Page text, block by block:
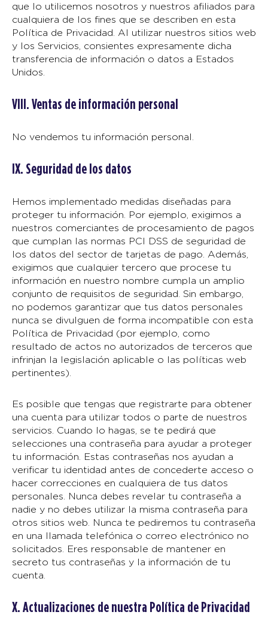
que lo utilicemos nosotros y nuestros afiliados para
cualquiera de los fines que se describen en esta
Política de Privacidad. Al utilizar nuestros sitios web
y los Servicios, consientes expresamente dicha
transferencia de información o datos a Estados
Unidos.
VIII. Ventas de información personal
No vendemos tu información personal.
IX. Seguridad de los datos
Hemos implementado medidas diseñadas para
proteger tu información. Por ejemplo, exigimos a
nuestros comerciantes de procesamiento de pagos
que cumplan las normas PCI DSS de seguridad de
los datos del sector de tarjetas de pago. Además,
exigimos que cualquier tercero que procese tu
información en nuestro nombre cumpla un amplio
conjunto de requisitos de seguridad. Sin embargo,
no podemos garantizar que tus datos personales
nunca se divulguen de forma incompatible con esta
Política de Privacidad (por ejemplo, como
resultado de actos no autorizados de terceros que
infrinjan la legislación aplicable o las políticas web
pertinentes).
Es posible que tengas que registrarte para obtener
una cuenta para utilizar todos o parte de nuestros
servicios. Cuando lo hagas, se te pedirá que
selecciones una contraseña para ayudar a proteger
tu información. Estas contraseñas nos ayudan a
verificar tu identidad antes de concederte acceso o
hacer correcciones en cualquiera de tus datos
personales. Nunca debes revelar tu contraseña a
nadie y no debes utilizar la misma contraseña para
otros sitios web. Nunca te pediremos tu contraseña
en una llamada telefónica o correo electrónico no
solicitados. Eres responsable de mantener en
secreto tus contraseñas y la información de tu
cuenta.
X. Actualizaciones de nuestra Política de Privacidad